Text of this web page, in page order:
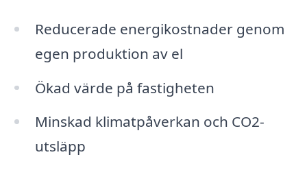
Reducerade energikostnader genom
egen produktion av el
Ökad värde på fastigheten
Minskad klimatpåverkan och CO2-
utsläpp